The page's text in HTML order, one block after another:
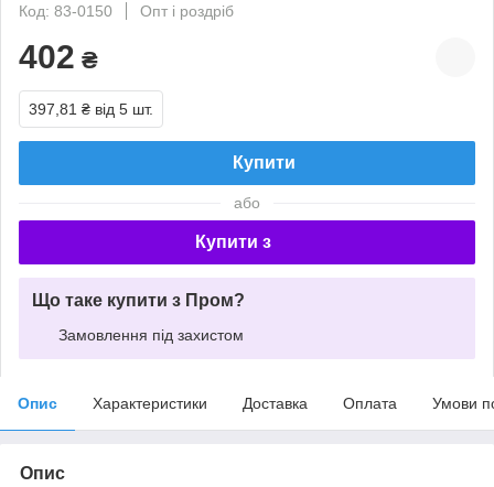
Код: 83-0150
Опт і роздріб
402 ₴
397,81 ₴ від 5 шт.
Купити
або
Купити з
Що таке купити з Пром?
Замовлення під захистом
Опис Характеристики Доставка Оплата Умови
Опис